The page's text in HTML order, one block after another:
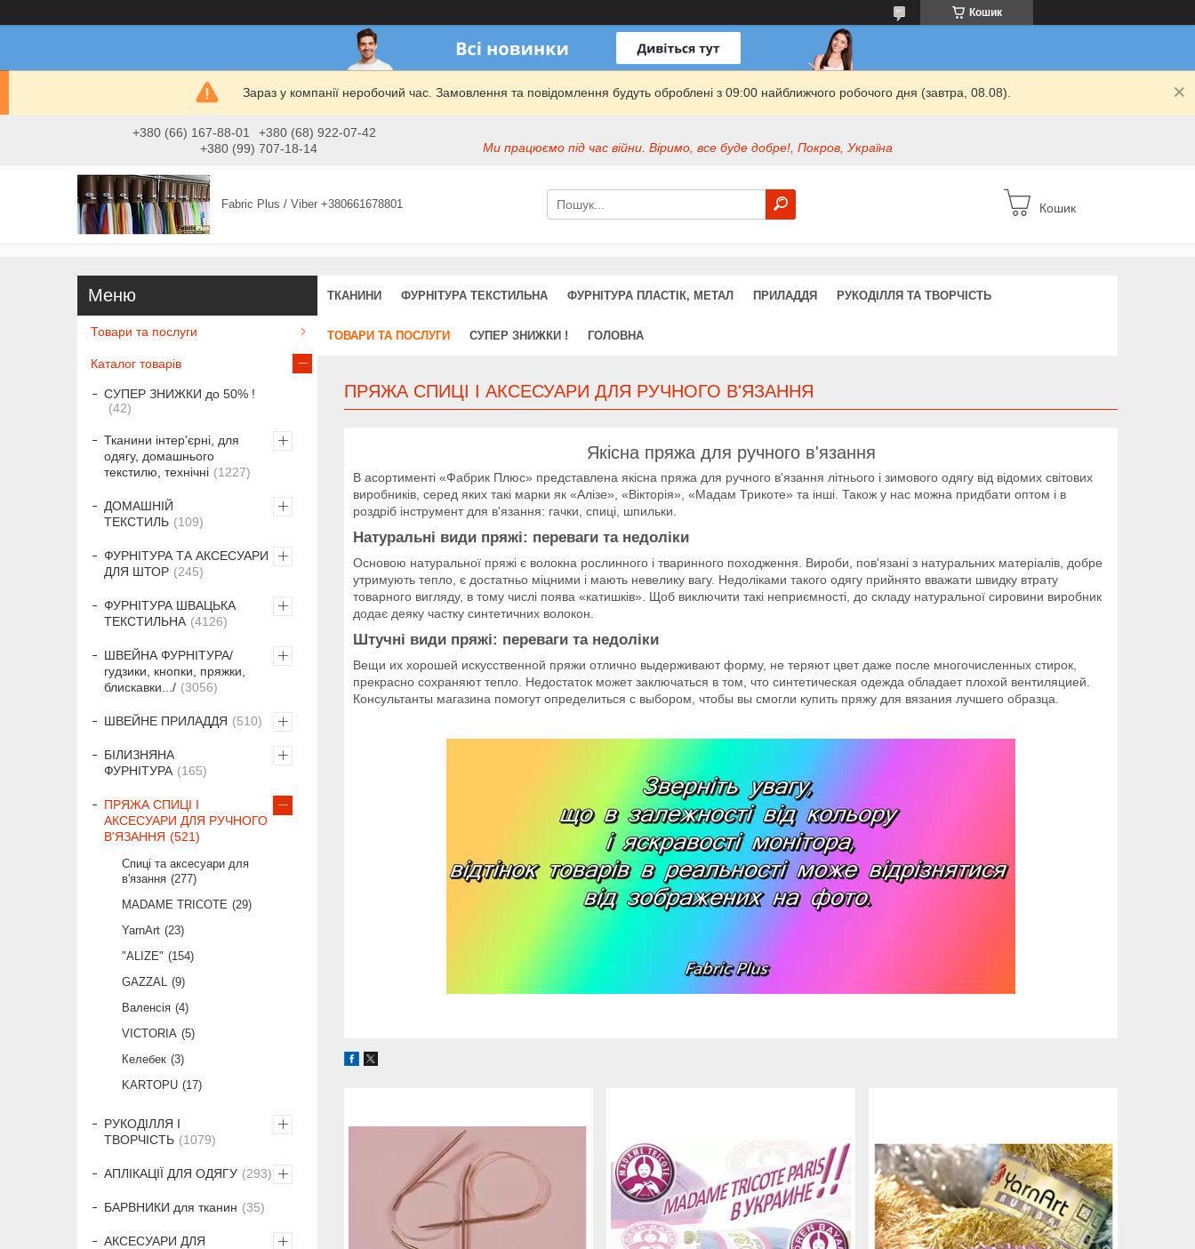
Кошик
Зараз у компанії неробочий час. Замовлення та повідомлення будуть оброблені з 09:00 найближчого робочого дня (завтра, 08.08).
+380 (66) 167-88-01
+380 (68) 922-07-42
+380 (99) 707-18-14
Ми працюємо під час війни. Віримо, все буде добре!, Покров, Україна
Fabric Plus / Viber +380661678801 Кошик
ТКАНИНИ ФУРНІТУРА ТЕКСТИЛЬНА ФУРНІТУРА ПЛАСТІК, МЕТАЛ ПРИЛАДДЯ РУКОДІЛЛЯ ТА ТВОРЧІСТЬ
ТОВАРИ ТА ПОСЛУГИ СУПЕР ЗНИЖКИ ! ГОЛОВНА
ПРЯЖА СПИЦІ І АКСЕСУАРИ ДЛЯ РУЧНОГО В'ЯЗАННЯ
Якісна пряжа для ручного в'язання
В асортименті «Фабрик Плюс» представлена якісна пряжа для ручного в'язання літнього і зимового одягу від відомих світових
виробників, серед яких такі марки як «Алізе», «Вікторія», «Мадам Трикоте» та інші. Також у нас можна придбати оптом і в
роздріб інструмент для в'язання: гачки, спиці, шпильки.
Натуральні види пряжі: переваги та недоліки
Основою натуральної пряжі є волокна рослинного і тваринного походження. Вироби, пов'язані з натуральних матеріалів, добре
утримують тепло, є достатньо міцними і мають невелику вагу. Недоліками такого одягу прийнято вважати швидку втрату
товарного вигляду, в тому числі поява «катишків». Щоб виключити такі неприємності, до складу натуральної сировини виробник
додає деяку частку синтетичних волокон.
Штучні види пряжі: переваги та недоліки
Вещи их хорошей искусственной пряжи отлично выдерживают форму, не теряют цвет даже после многочисленных стирок,
прекрасно сохраняют тепло. Недостаток может заключаться в том, что синтетическая одежда обладает плохой вентиляцией.
Консультанты магазина помогут определиться с выбором, чтобы вы смогли купить пряжу для вязания лучшего образца.
Товари та послуги
Каталог товарів
СУПЕР ЗНИЖКИ до 50% !
42
Тканини інтер'єрні, для
одягу, домашнього
текстилю, технічні
1227
ДОМАШНІЙ
ТЕКСТИЛЬ
109
ФУРНІТУРА ТА АКСЕСУАРИ
ДЛЯ ШТОР
245
ФУРНІТУРА ШВАЦЬКА
ТЕКСТИЛЬНА
4126
ШВЕЙНА ФУРНІТУРА/
гудзики, кнопки, пряжки,
блискавки.../
3056
ШВЕЙНЕ ПРИЛАДДЯ 510
БІЛИЗНЯНА
ФУРНІТУРА
165
ПРЯЖА СПИЦІ І
АКСЕСУАРИ ДЛЯ РУЧНОГО
В'ЯЗАННЯ
521
Спиці та аксесуари для
в'язання 277
MADAME TRICOTE
29
YarnArt 23
"ALIZE"
154
GAZZAL 9
Валенсія 4
VICTORIA 5
Келебек 3
KARTOPU
17
РУКОДІЛЛЯ І
ТВОРЧІСТЬ
1079
АПЛІКАЦІЇ ДЛЯ ОДЯГУ 293
БАРВНИКИ для тканин 35
АКСЕСУАРИ ДЛЯ